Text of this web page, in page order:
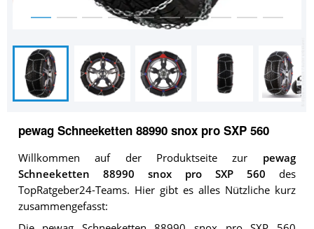
pewag Schneeketten 88990 snox pro SXP 560
Willkommen auf der Produktseite zur pewag
Schneeketten 88990 snox pro SXP 560 des
TopRatgeber24-Teams. Hier gibt es alles Nützliche kurz
zusammengefasst: